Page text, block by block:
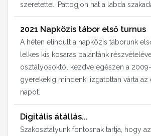
szeretettel. Pattogjon hát a labda
2021 Napközis tábor első turnus
A héten elindult a napközis táborunk
lelkes kis kosaras palántánk
osztályosoktól kezdve egészen a
gyerekekig mindenki izgatottan várta az
napot.
Digitális átállás...
Szakosztályunk fontosnak tartja, hogy